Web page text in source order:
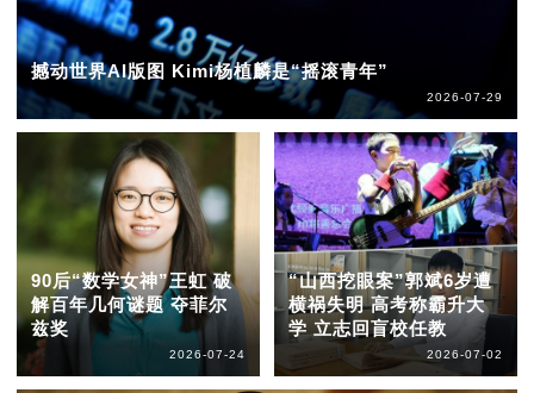
撼动世界AI版图 Kimi杨植麟是“摇滚青年”
2026-07-29
90后“数学女神”王虹 破
解百年几何谜题 夺菲尔
兹奖
2026-07-24
“山西挖眼案”郭斌6岁遭
横祸失明 高考称霸升大
学 立志回盲校任教
2026-07-02